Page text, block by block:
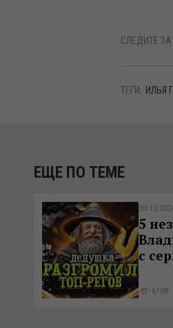
СЛЕДИТЕ ЗА
ТЕГИ: ИЛЬЯ
ЕЩЕ ПО ТЕМЕ
5
с
6108